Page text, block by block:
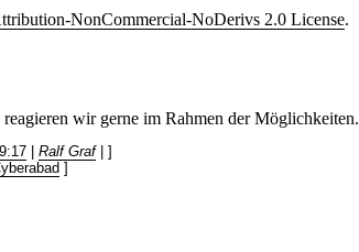
NonCommercial-NoDerivs 2.0 License.
wir gerne im Rahmen der Möglichkeiten.
| Ralf Graf| ]
]